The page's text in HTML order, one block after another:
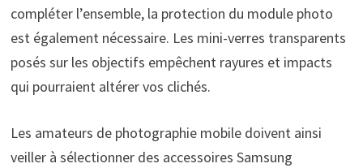
compléter l’ensemble, la protection du module photo
est également nécessaire. Les mini-verres transparents
posés sur les objectifs empêchent rayures et impacts
qui pourraient altérer vos clichés.
Les amateurs de photographie mobile doivent ainsi
veiller à sélectionner des accessoires Samsung